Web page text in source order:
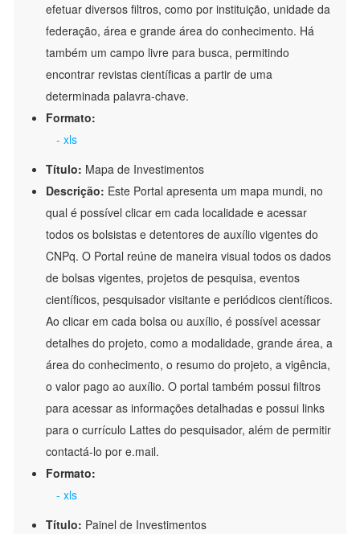
efetuar diversos filtros, como por instituição, unidade da
federação, área e grande área do conhecimento. Há
também um campo livre para busca, permitindo
encontrar revistas científicas a partir de uma
determinada palavra-chave.
Formato:
- xls
Título: Mapa de Investimentos
Descrição: Este Portal apresenta um mapa mundi, no
qual é possível clicar em cada localidade e acessar
todos os bolsistas e detentores de auxílio vigentes do
CNPq. O Portal reúne de maneira visual todos os dados
de bolsas vigentes, projetos de pesquisa, eventos
científicos, pesquisador visitante e periódicos científicos.
Ao clicar em cada bolsa ou auxílio, é possível acessar
detalhes do projeto, como a modalidade, grande área, a
área do conhecimento, o resumo do projeto, a vigência,
o valor pago ao auxílio. O portal também possui filtros
para acessar as informações detalhadas e possui links
para o currículo Lattes do pesquisador, além de permitir
contactá-lo por e.mail.
Formato:
- xls
Título: Painel de Investimentos